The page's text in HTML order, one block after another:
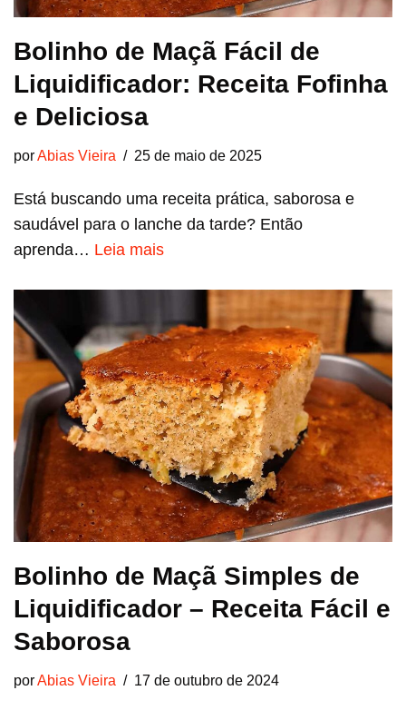
Bolinho de Maçã Fácil de
Liquidificador: Receita Fofinha
e Deliciosa
porAbias Vieira 25 de maio de 2025
Está buscando uma receita prática, saborosa e
saudável para o lanche da tarde? Então
aprenda… Leia mais
Bolinho de Maçã Simples de
Liquidificador – Receita Fácil e
Saborosa
porAbias Vieira 17 de outubro de 2024